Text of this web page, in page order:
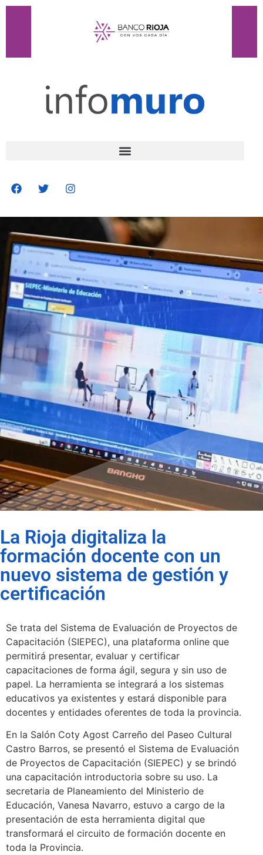
La Rioja digitaliza la
formación docente con un
nuevo sistema de gestión y
certificación
Se trata del Sistema de Evaluación de Proyectos de
Capacitación (SIEPEC), una plataforma online que
permitirá presentar, evaluar y certificar
capacitaciones de forma ágil, segura y sin uso de
papel. La herramienta se integrará a los sistemas
educativos ya existentes y estará disponible para
docentes y entidades oferentes de toda la provincia.
En la Salón Coty Agost Carreño del Paseo Cultural
Castro Barros, se presentó el Sistema de Evaluación
de Proyectos de Capacitación (SIEPEC) y se brindó
una capacitación introductoria sobre su uso. La
secretaria de Planeamiento del Ministerio de
Educación, Vanesa Navarro, estuvo a cargo de la
presentación de esta herramienta digital que
transformará el circuito de formación docente en
toda la Provincia.